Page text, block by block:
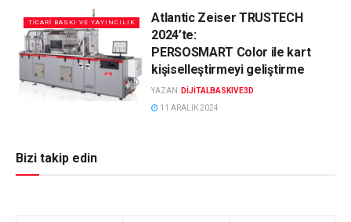
TICARI BASKI VE YAYINCILIK
Atlantic Zeiser TRUSTECH
2024’te:
PERSOSMART Color ile kart
kişiselleştirmeyi geliştirme
YAZAN: DIJITALBASKIVE3D
11 ARALIK 2024
Bizi takip edin